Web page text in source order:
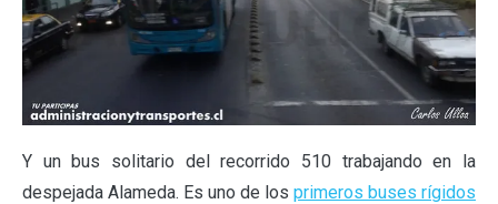
Y un bus solitario del recorrido 510 trabajando en la
despejada Alameda. Es uno de los primeros buses rígidos